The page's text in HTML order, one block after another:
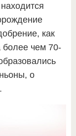
как
более чем 70-
о